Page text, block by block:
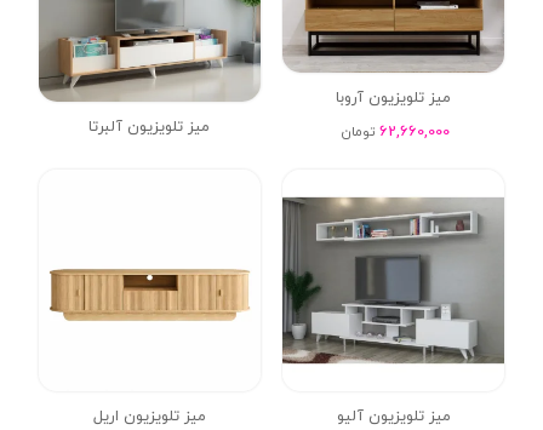
میز تلویزیون آروبا
62,660,000 تومان میز تلویزیون آلبرتا
میز تلویزیون آلیو
میز تلویزیون اریل